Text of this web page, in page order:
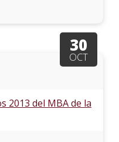
30
OCT
2013 del MBA de la